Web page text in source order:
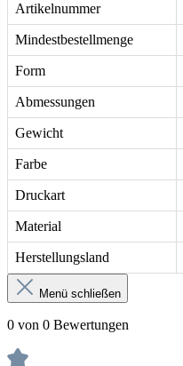
Artikelnummer
Mindestbestellmenge
Form
Abmessungen
Gewicht
Farbe
Druckart
Material
Herstellungsland
Menü schließen
0 von 0 Bewertungen